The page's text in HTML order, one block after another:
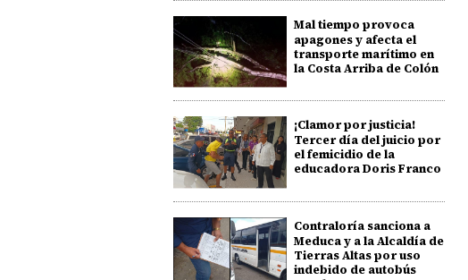
Mal tiempo provoca
apagones y afecta el
transporte marítimo en
la Costa Arriba de Colón
¡Clamor por justicia!
Tercer día del juicio por
el femicidio de la
educadora Doris Franco
Contraloría sanciona a
Meduca y a la Alcaldía de
Tierras Altas por uso
indebido de autobús